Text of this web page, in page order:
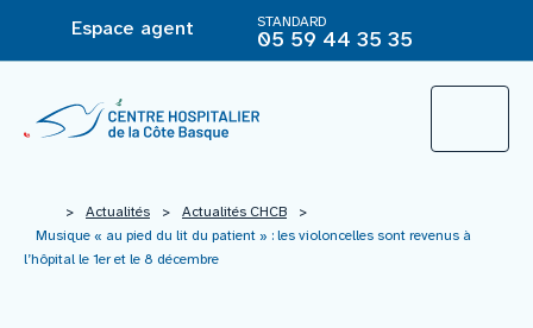
Espace agent STANDARD
05 59 44 35 35
L’Hôpital
> Actualités > Actualités CHCB
>
Musique « au pied du lit du patient » : les violoncelles sont revenus à
l’hôpital le 1er et le 8 décembre